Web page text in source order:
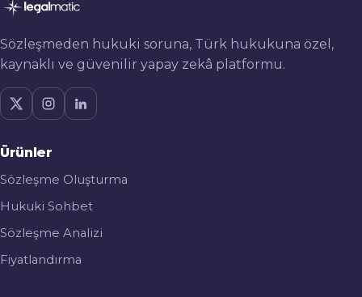
Sözleşmeden hukuki soruna, Türk hukukuna özel,
kaynaklı ve güvenilir yapay zekâ platformu.
Ürünler
Sözleşme Oluşturma
Hukuki Sohbet
Sözleşme Analizi
Fiyatlandırma